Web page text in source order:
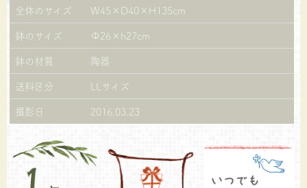
全体のサイズ
W45×D40×H135cm
鉢のサイズ
Φ26×h27cm
鉢の材質
陶器
送料区分
LLサイズ
撮影日
2016.03.23